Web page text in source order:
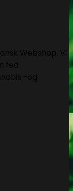
Webshop. Vi
fed
-og